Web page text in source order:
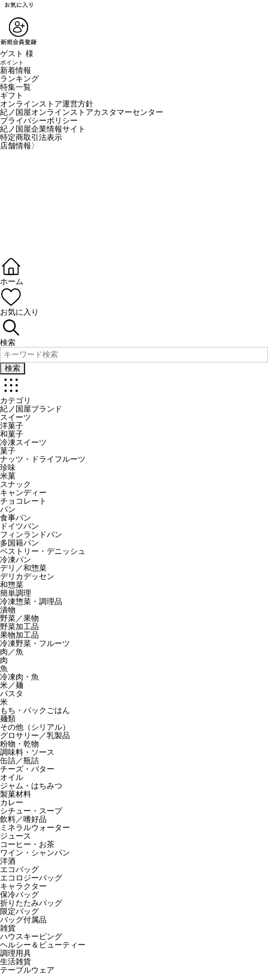
ゲスト 様
ポイント
新着情報
ランキング
特集一覧
ギフト
オンラインストア運営方針
紀ノ国屋オンラインストアカスタマーセンター
プライバシーポリシー
紀ノ国屋企業情報サイト
特定商取引法表示
店舗情報 〉
ホーム
お気に入り
検索
検索
カテゴリ
紀ノ国屋ブランド
スイーツ
洋菓子
和菓子
冷凍スイーツ
菓子
ナッツ・ドライフルーツ
珍味
米菓
スナック
キャンディー
チョコレート
パン
食事パン
ドイツパン
フィンランドパン
多国籍パン
ペストリー・デニッシュ
冷凍パン
デリ／和惣菜
デリカデッセン
和惣菜
簡単調理
冷凍惣菜・調理品
漬物
野菜／果物
野菜加工品
果物加工品
冷凍野菜・フルーツ
肉／魚
肉
魚
冷凍肉・魚
米／麺
パスタ
米
もち・パックごはん
麺類
その他（シリアル）
グロサリー／乳製品
粉物・乾物
調味料・ソース
缶詰／瓶詰
チーズ・バター
オイル
ジャム・はちみつ
製菓材料
カレー
シチュー・スープ
飲料／嗜好品
ミネラルウォーター
ジュース
コーヒー・お茶
ワイン・シャンパン
洋酒
エコバッグ
エコロジーバッグ
キャラクター
保冷バッグ
折りたたみバッグ
限定バッグ
バッグ付属品
雑貨
ハウスキーピング
ヘルシー＆ビューティー
調理用具
生活雑貨
テーブルウェア